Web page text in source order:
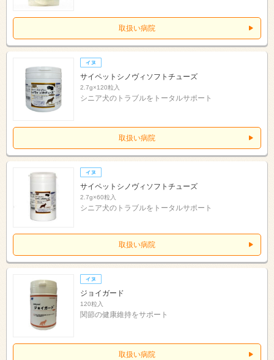
取扱い病院
サイペットシノヴィソフトチューズ
2.7g×120粒入
シニア犬のトラブルをトータルサポート
取扱い病院
サイペットシノヴィソフトチューズ
2.7g×60粒入
シニア犬のトラブルをトータルサポート
取扱い病院
ジョイガード
120粒入
関節の健康維持をサポート
取扱い病院